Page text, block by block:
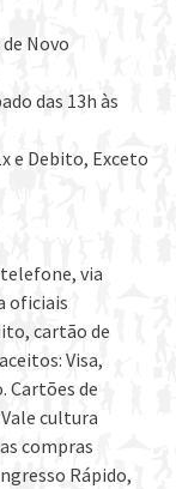
Novo
das 13h às
e Debito, Exceto
via
oficiais
cartão de
Visa,
Cartões de
cultura
compras
Rápido,